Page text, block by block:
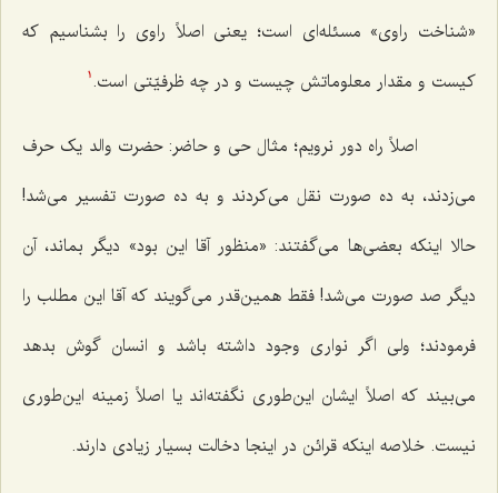
«شناخت راوی» مسئله‌ای است؛ یعنی اصلاً راوی را بشناسیم که
کیست و مقدار معلوماتش چیست و در چه ظرفیّتی است. 1
اصلاً راه دور نرویم؛ مثال حی و حاضر: حضرت والد یک حرف
می‌زدند، به ده صورت نقل می‌کردند و به ده صورت تفسیر می‌شد!
حالا اینکه بعضی‌ها می‌گفتند: «منظور آقا این بود» دیگر بماند، آن
دیگر صد صورت می‌شد! فقط همین‌قدر می‌گویند که آقا این مطلب را
فرمودند؛ ولی اگر نواری وجود داشته باشد و انسان گوش بدهد
می‌بیند که اصلاً ایشان این‌طوری نگفته‌اند یا اصلاً زمینه این‌طوری
نیست. خلاصه اینکه قرائن در اینجا دخالت بسیار زیادی دارند.